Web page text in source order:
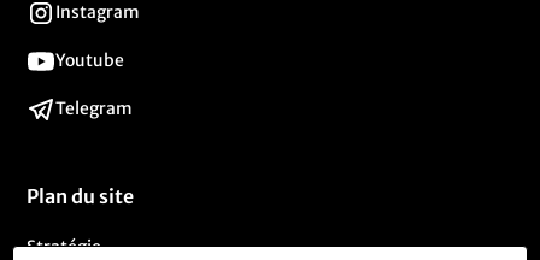
Instagram
Youtube
Telegram
Plan du site
Stratégie